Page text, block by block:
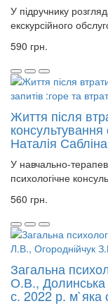
У підручнику
екскурсійного
590 грн.
Життя після
консультування
Наталія
У навчально-
психологічне
560 грн.
Загальна
О.В., Долинська
с. 2022 р. м`яка